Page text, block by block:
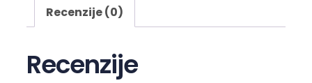
e
n
Recenzije (0)
Recenzije